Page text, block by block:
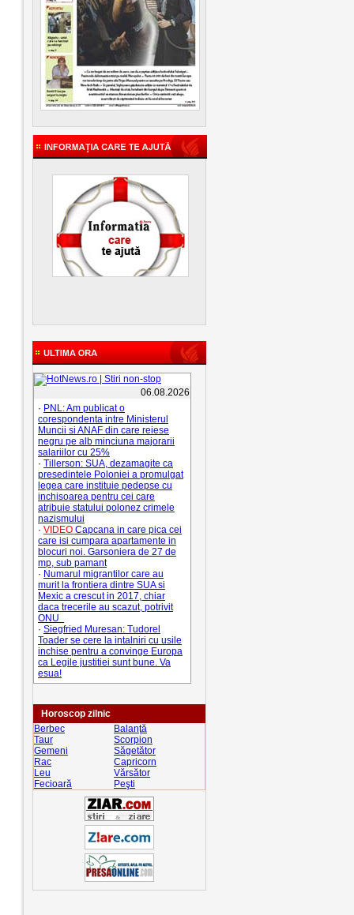
06.08.2026
· PNL: Am publicat o
corespondenta intre Ministerul
Muncii si ANAF din care reiese
negru pe alb minciuna majorarii
salariilor cu 25%
· Tillerson: SUA, dezamagite ca
presedintele Poloniei a promulgat
legea care instituie pedepse cu
inchisoarea pentru cei care
atribuie statului polonez crimele
nazismului
· VIDEO Capcana in care pica cei
care isi cumpara apartamente in
blocuri noi. Garsoniera de 27 de
mp, sub pamant
· Numarul migrantilor care au
murit la frontiera dintre SUA si
Mexic a crescut in 2017, chiar
daca trecerile au scazut, potrivit
ONU
· Siegfried Muresan: Tudorel
Toader se cere la intalniri cu usile
inchise pentru a convinge Europa
ca Legile justitiei sunt bune. Va
esua!
Horoscop zilnic
Berbec
Balanţă
Taur
Scorpion
Gemeni
Săgetător
Rac
Capricorn
Leu
Vărsător
Fecioară
Peşti